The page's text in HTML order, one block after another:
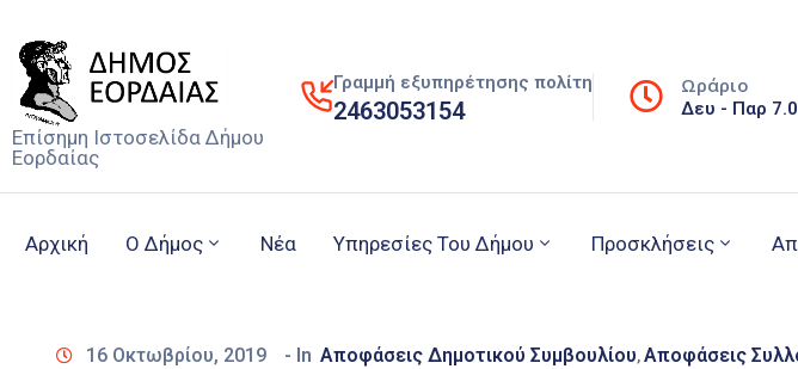
Επίσημη Ιστοσελίδα Δήμου
Εορδαίας
Γραμμή εξυπηρέτησης πολίτη
2463053154
Ωράριο
Δευ - Παρ
Αρχική Ο Δήμος Νέα Υπηρεσίες Του Δήμου Προσκλήσεις
16 Οκτωβρίου, 2019 - In Αποφάσεις Δημοτικού Συμβουλίου‚Αποφάσεις